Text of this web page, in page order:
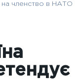
на членство в НАТО